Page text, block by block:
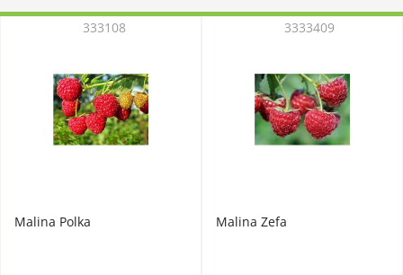
Malina Polka
333108
Malina Zefa
3333409